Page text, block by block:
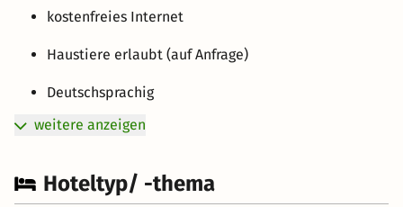
kostenfreies Internet
Haustiere erlaubt (auf Anfrage)
Deutschsprachig
weitere anzeigen
Hoteltyp/ -thema